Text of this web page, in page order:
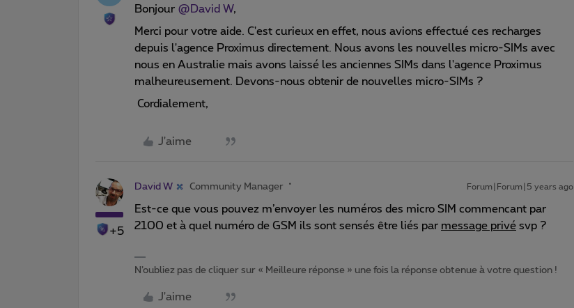
Bonjour @David W,
Merci pour votre aide. C'est curieux en effet, nous avions effectué ces recharges
depuis l'agence Proximus directement. Nous avons les nouvelles micro-SIMs avec
nous en Australie mais avons laissé les anciennes SIMs dans l'agence Proximus
malheureusement. Devons-nous obtenir de nouvelles micro-SIMs ?
Cordialement,
J'aime
+5
David W Community Manager Forum|Forum|5 years ago
Est-ce que vous pouvez m’envoyer les numéros des micro SIM commencant par
2100 et à quel numéro de GSM ils sont sensés être liés par message privé svp ?
N’oubliez pas de cliquer sur « Meilleure réponse » une fois la réponse obtenue à votre question !
J'aime